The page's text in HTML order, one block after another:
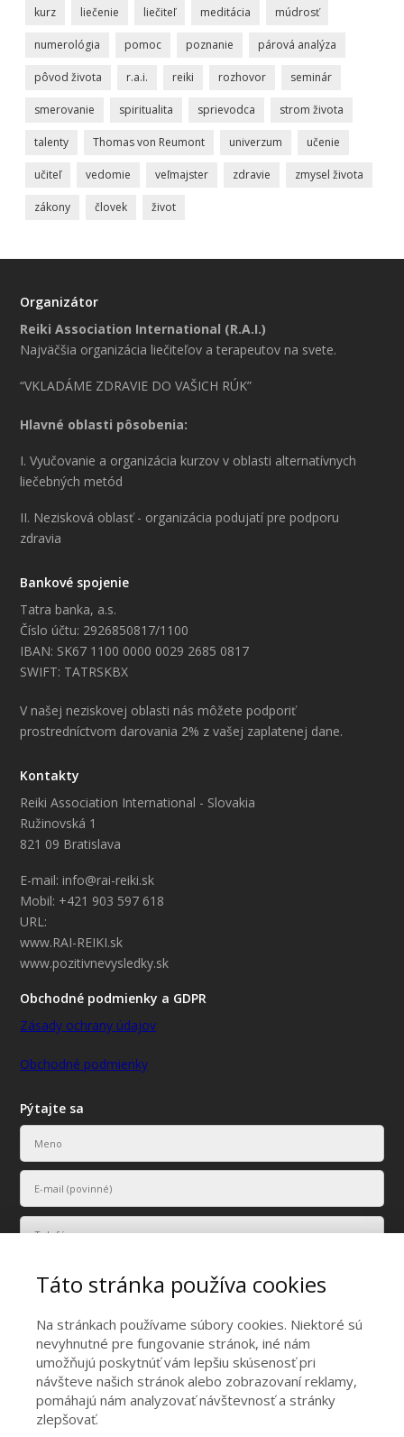
kurz liečenie liečiteľ meditácia múdrosť
numerológia pomoc poznanie párová analýza
pôvod života r.a.i. reiki rozhovor seminár
smerovanie spiritualita sprievodca strom života
talenty Thomas von Reumont univerzum učenie
učiteľ vedomie veľmajster zdravie zmysel života
zákony človek život
Organizátor
Reiki Association International (R.A.I.)
Najväčšia organizácia liečiteľov a terapeutov na svete.
“VKLADÁME ZDRAVIE DO VAŠICH RÚK”
Hlavné oblasti pôsobenia:
I. Vyučovanie a organizácia kurzov v oblasti alternatívnych
liečebných metód
II. Nezisková oblasť - organizácia podujatí pre podporu
zdravia
Bankové spojenie
Tatra banka, a.s.
Číslo účtu: 2926850817/1100
IBAN: SK67 1100 0000 0029 2685 0817
SWIFT: TATRSKBX
V našej neziskovej oblasti nás môžete podporiť
prostredníctvom darovania 2% z vašej zaplatenej dane.
Kontakty
Reiki Association International - Slovakia
Ružinovská 1
821 09 Bratislava
E-mail: info@rai-reiki.sk
Mobil: +421 903 597 618
URL:
www.RAI-REIKI.sk
www.pozitivnevysledky.sk
Obchodné podmienky a GDPR
Zásady ochrany údajov
Obchodné podmienky
Pýtajte sa
Vaše osobné údaje budú použité len na účely vyriešenia vášho
dopytu.
Táto stránka používa cookies
Na stránkach používame súbory cookies. Niektoré sú
nevyhnutné pre fungovanie stránok, iné nám
umožňujú poskytnúť vám lepšiu skúsenosť pri
návšteve našich stránok alebo zobrazovaní reklamy,
pomáhajú nám analyzovať návštevnosť a stránky
zlepšovať.